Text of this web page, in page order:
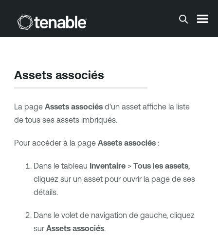
Passer au contenu principal
Assets associés
La page Assets associésd'un asset affiche la liste
de tous ses assets imbriqués.
Pour accéder à la page Assets associés:
Dans le tableau Inventaire> Tous les assets,
cliquez sur un asset pour ouvrir la page de ses
détails.
Dans le volet de navigation de gauche, cliquez
sur Assets associés.